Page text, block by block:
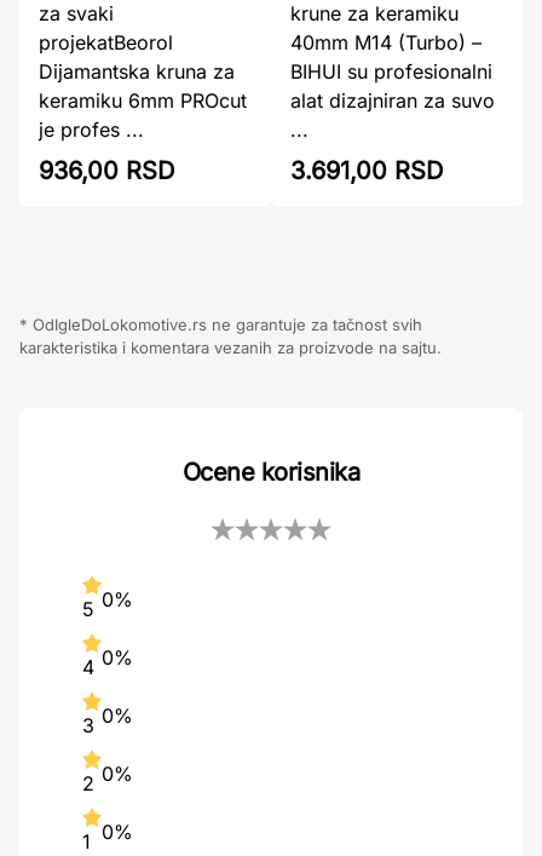
za svaki
projekatBeorol
Dijamantska kruna za
keramiku 6mm PROcut
je profes ...
936,00 RSD
krune za keramiku
40mm M14 (Turbo) –
BIHUI su profesionalni
alat dizajniran za suvo
...
3.691,00 RSD
* OdIgleDoLokomotive.rs ne garantuje za tačnost svih
karakteristika i komentara vezanih za proizvode na sajtu.
Ocene korisnika
5 0%
4 0%
3 0%
2 0%
1 0%